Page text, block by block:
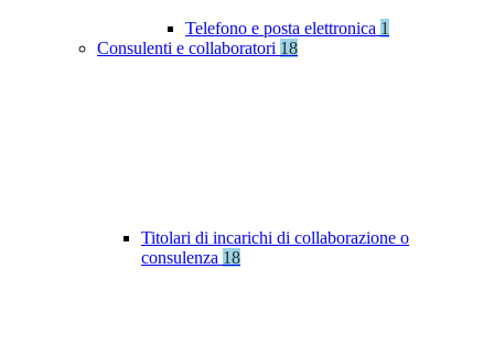
Telefono e posta elettronica 1
Consulenti e collaboratori 18
Titolari di incarichi di collaborazione o
consulenza 18